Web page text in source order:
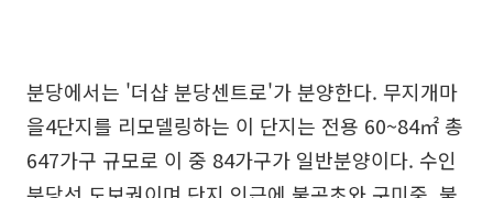
분당에서는 '더샵 분당센트로'가 분양한다. 무지개마
을4단지를 리모델링하는 이 단지는 전용 60~84㎡ 총
647가구 규모로 이 중 84가구가 일반분양이다. 수인